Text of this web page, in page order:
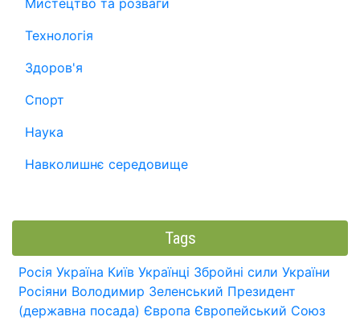
Мистецтво та розваги
Технологія
Здоров'я
Спорт
Наука
Навколишнє середовище
Tags
Росія Україна Київ Українці Збройні сили України
Росіяни Володимир Зеленський Президент
(державна посада) Європа Європейський Союз